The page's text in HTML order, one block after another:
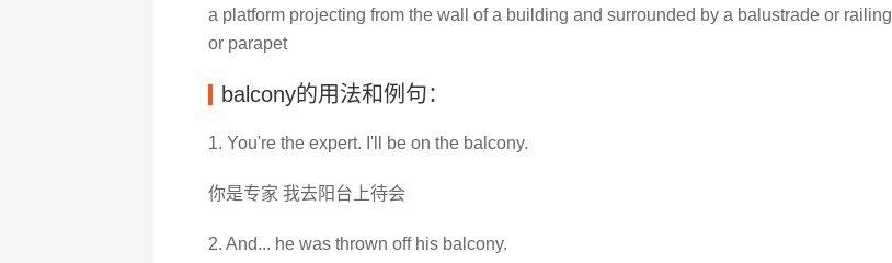
a platform projecting from the wall of a building and surrounded by a balustrade or railing
or parapet
balcony的用法和例句：
1. You're the expert. I'll be on the balcony.
你是专家 我去阳台上待会
2. And... he was thrown off his balcony.